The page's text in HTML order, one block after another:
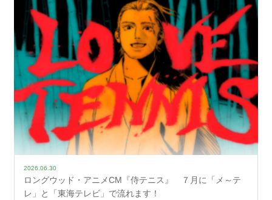
2026.06.30
ロングウッド・アニメCM『侍テニス』 ７月に「メ～テ
レ」と「東海テレビ」で流れます！